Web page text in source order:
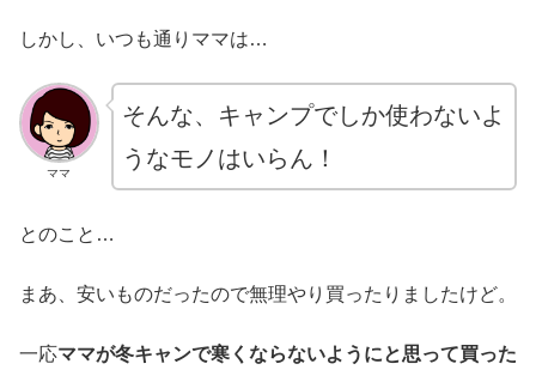
しかし、いつも通りママは…
ママ
そんな、キャンプでしか使わないよ
うなモノはいらん！
とのこと…
まあ、安いものだったので無理やり買ったりましたけど。
一応ママが冬キャンで寒くならないようにと思って買った